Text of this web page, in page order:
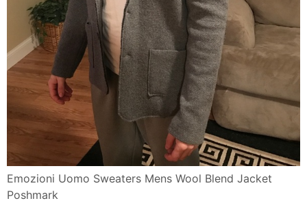
Emozioni Uomo Sweaters Mens Wool Blend Jacket
Poshmark